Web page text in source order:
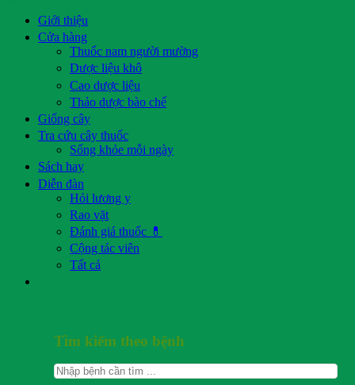
Giới thiệu
Cửa hàng
Thuốc nam người mường
Dược liệu khô
Cao dược liệu
Thảo dược bào chế
Giống cây
Tra cứu cây thuốc
Sống khỏe mỗi ngày
Sách hay
Diễn đàn
Hỏi lương y
Rao vặt
Đánh giá thuốc 💊
Cộng tác viên
Tất cả
Tìm kiếm theo bệnh